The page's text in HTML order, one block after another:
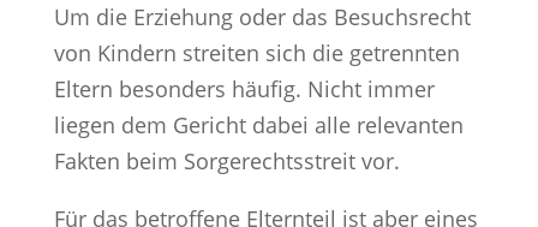
Um die Erziehung oder das Besuchsrecht
von Kindern streiten sich die getrennten
Eltern besonders häufig. Nicht immer
liegen dem Gericht dabei alle relevanten
Fakten beim Sorgerechtsstreit vor.
Für das betroffene Elternteil ist aber eines